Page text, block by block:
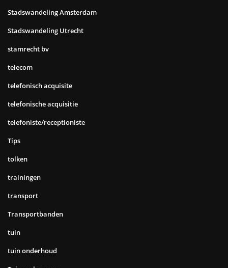
Stadswandeling Amsterdam
Stadswandeling Utrecht
stamrecht bv
telecom
telefonisch acquisite
telefonische acquisitie
telefoniste/receptioniste
Tips
tolken
trainingen
transport
Transportbanden
tuin
tuin onderhoud